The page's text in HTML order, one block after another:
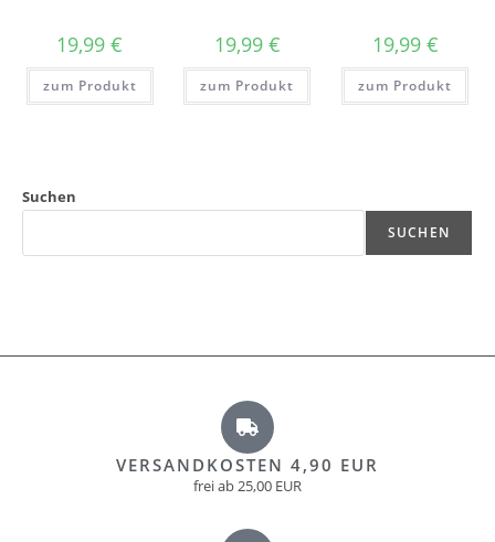
19,99€
zum Produkt
19,99 €
zum Produkt
19,99 €
zum Produkt
Suchen
SUCHEN
VERSANDKOSTEN 4,90 EUR
frei ab 25,00 EUR